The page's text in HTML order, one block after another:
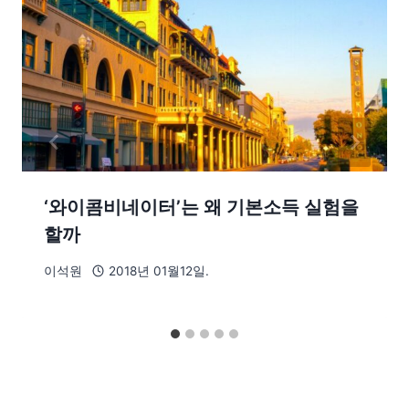
‘와이콤비네이터’는 왜 기본소득 실험을
할까
이석원 2018년 01월12일.